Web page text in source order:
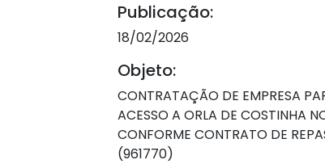
Publicação:
18/02/2026
Objeto:
CONTRATAÇÃO DE EMPRESA
ACESSO A ORLA DE COSTINHA
CONFORME CONTRATO DE
(961770)